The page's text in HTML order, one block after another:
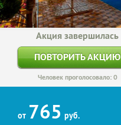
Акция завершилась
ПОВТОРИТЬ АКЦИЮ
Человек проголосовало: 0
от 765 руб.